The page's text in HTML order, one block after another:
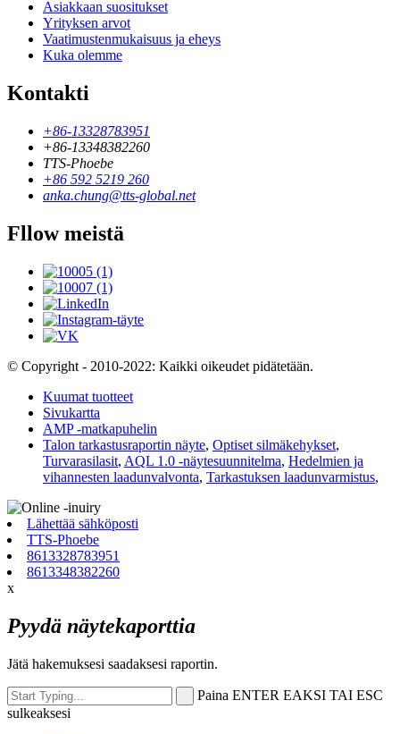
Asiakkaan suositukset
Yrityksen arvot
Vaatimustenmukaisuus ja eheys
Kuka olemme
Kontakti
+86-13328783951
+86-13348382260
TTS-Phoebe
+86 592 5219 260
anka.chung@tts-global.net
Fllow meistä
© Copyright - 2010-2022: Kaikki oikeudet pidätetään.
Kuumat tuotteet
Sivukartta
AMP -matkapuhelin
Talon tarkastusraportin näyte, Optiset silmäkehykset,
Turvarasilasit, AQL 1.0 -näytesuunnitelma, Hedelmien ja
vihannesten laadunvalvonta, Tarkastuksen laadunvarmistus,
Lähettää sähköposti
TTS-Phoebe
8613328783951
8613348382260
x
Pyydä näytekaporttia
Jätä hakemuksesi saadaksesi raportin.
Paina ENTER EAKSI TAI ESC
sulkeaksesi